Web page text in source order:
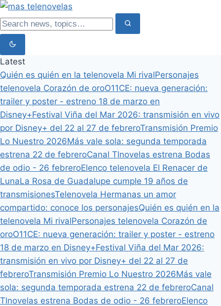
Latest
Quién es quién en la telenovela Mi rivalPersonajes
telenovela Corazón de oroO11CE: nueva generación:
trailer y poster - estreno 18 de marzo en
Disney+Festival Viña del Mar 2026: transmisión en vivo
por Disney+ del 22 al 27 de febreroTransmisión Premio
Lo Nuestro 2026Más vale sola: segunda temporada
estrena 22 de febreroCanal Tlnovelas estrena Bodas
de odio - 26 febreroElenco telenovela El Renacer de
LunaLa Rosa de Guadalupe cumple 19 años de
transmisionesTelenovela Hermanas un amor
compartido: conoce los personajesQuién es quién en la
telenovela Mi rivalPersonajes telenovela Corazón de
oroO11CE: nueva generación: trailer y poster - estreno
18 de marzo en Disney+Festival Viña del Mar 2026:
transmisión en vivo por Disney+ del 22 al 27 de
febreroTransmisión Premio Lo Nuestro 2026Más vale
sola: segunda temporada estrena 22 de febreroCanal
Tlnovelas estrena Bodas de odio - 26 febreroElenco